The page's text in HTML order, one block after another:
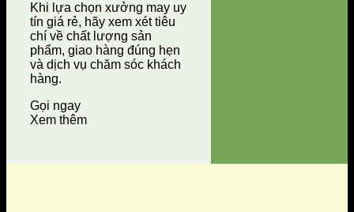
Khi lựa chọn xưởng may uy
tín giá rẻ, hãy xem xét tiêu
chí về chất lượng sản
phẩm, giao hàng đúng hẹn
và dịch vụ chăm sóc khách
hàng.
Gọi ngay
Xem thêm